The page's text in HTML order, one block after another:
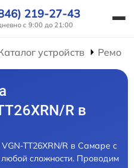
219-27-43
с 9:00 до 21:00
устройств
R в
TT26XRN/R в Самаре с
сложности. Проводим